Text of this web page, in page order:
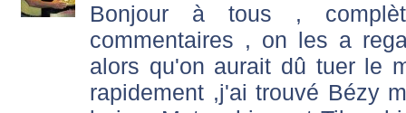
Bonjour à tous ,
commentaires , on les a
alors qu'on aurait dû tuer le
rapidement ,j'ai trouvé Bézy